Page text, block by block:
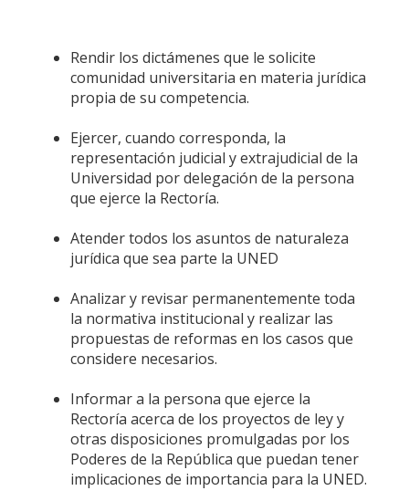
Rendir los dictámenes que le solicite
comunidad universitaria en materia jurídica
propia de su competencia.
Ejercer, cuando corresponda, la
representación judicial y extrajudicial de la
Universidad por delegación de la persona
que ejerce la Rectoría.
Atender todos los asuntos de naturaleza
jurídica que sea parte la UNED
Analizar y revisar permanentemente toda
la normativa institucional y realizar las
propuestas de reformas en los casos que
considere necesarios.
Informar a la persona que ejerce la
Rectoría acerca de los proyectos de ley y
otras disposiciones promulgadas por los
Poderes de la República que puedan tener
implicaciones de importancia para la UNED.